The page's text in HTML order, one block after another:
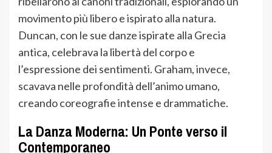
movimento più libero e ispirato alla natura.
Duncan, con le sue danze ispirate alla Grecia
antica, celebrava la libertà del corpo e
l’espressione dei sentimenti. Graham, invece,
scavava nelle profondità dell’animo umano,
creando coreografie intense e drammatiche.
La Danza Moderna: Un Ponte verso il
Contemporaneo